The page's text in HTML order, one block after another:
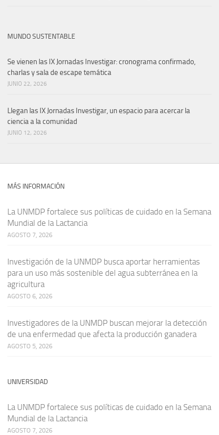
MUNDO SUSTENTABLE
Se vienen las IX Jornadas Investigar: cronograma confirmado,
charlas y sala de escape temática
JUNIO 22, 2026
Llegan las IX Jornadas Investigar, un espacio para acercar la
ciencia a la comunidad
JUNIO 12, 2026
MÁS INFORMACIÓN
La UNMDP fortalece sus políticas de cuidado en la Semana
Mundial de la Lactancia
AGOSTO 7, 2026
Investigación de la UNMDP busca aportar herramientas
para un uso más sostenible del agua subterránea en la
agricultura
AGOSTO 6, 2026
Investigadores de la UNMDP buscan mejorar la detección
de una enfermedad que afecta la producción ganadera
AGOSTO 5, 2026
UNIVERSIDAD
La UNMDP fortalece sus políticas de cuidado en la Semana
Mundial de la Lactancia
AGOSTO 7, 2026